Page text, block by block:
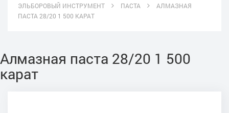
ЭЛЬБОРОВЫЙ ИНСТРУМЕНТ
ПАСТА
АЛМАЗНАЯ
ПАСТА 28/20 1 500 КАРАТ
Алмазная паста 28/20 1 500
карат